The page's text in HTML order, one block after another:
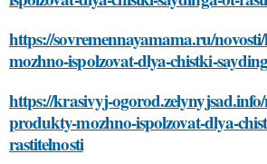
https://sovremennayamama.ru/
mozhno-ispolzovat-dlya-chistki-
https://krasivyj-
produkty-mozhno-ispolzovat-dlya-
rastitelnosti